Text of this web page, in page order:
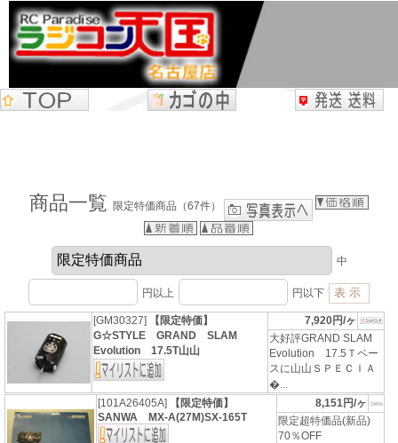
商品一覧 限定特価商品（67件）
中
円以上 円以下
[GM30327]
【限定特価】
G☆STYLE GRAND SLAM
Evolution 17.5T山山
7,920円/ヶ
大好評GRAND SLAM
Evolution 17.5Ｔベー
スに山山ＳＰＥＣＩＡ
�...
[101A26405A]
【限定特価】
SANWA MX-A(27M)SX-165T
8,151円/ヶ
限定超特価品(新品)
70％OFF